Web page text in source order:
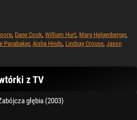
, Dane Cook, William Hurt, Marg Helgenberger,
Panabaker, Aisha Hinds, Lindsay Crouse, Jason
z TV
głębia (2003)